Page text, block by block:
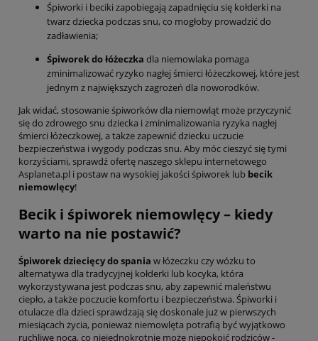
Śpiworki i beciki zapobiegają zapadnięciu się kołderki na
twarz dziecka podczas snu, co mogłoby prowadzić do
zadławienia;
Śpiworek do łóżeczka dla niemowlaka pomaga
zminimalizować ryzyko nagłej śmierci łóżeczkowej, które jest
jednym z największych zagrożeń dla noworodków.
Jak widać, stosowanie śpiworków dla niemowląt może przyczynić
się do zdrowego snu dziecka i zminimalizowania ryzyka nagłej
śmierci łóżeczkowej, a także zapewnić dziecku uczucie
bezpieczeństwa i wygody podczas snu. Aby móc cieszyć się tymi
korzyściami, sprawdź ofertę naszego sklepu internetowego
Asplaneta.pl i postaw na wysokiej jakości śpiworek lub becik
niemowlęcy!
Becik i śpiworek niemowlęcy – kiedy
warto na nie postawić?
Śpiworek dziecięcy do spania w łóżeczku czy wózku to
alternatywa dla tradycyjnej kołderki lub kocyka, która
wykorzystywana jest podczas snu, aby zapewnić maleństwu
ciepło, a także poczucie komfortu i bezpieczeństwa. Śpiworki i
otulacze dla dzieci sprawdzają się doskonale już w pierwszych
miesiącach życia, ponieważ niemowlęta potrafią być wyjątkowo
ruchliwe nocą, co niejednokrotnie może niepokoić rodziców -